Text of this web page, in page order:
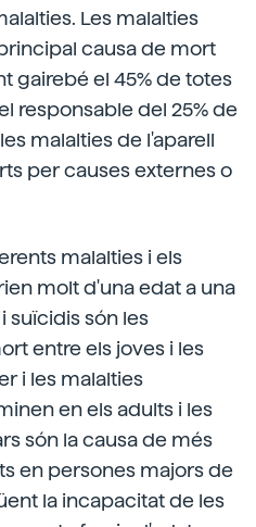
Les malalties
causa de mort
gairebé el 45% de totes
responsable del 25% de
malalties de l'aparell
per causes externes o
malalties i els
molt d'una edat a una
suïcidis són les
entre els joves i les
i les malalties
en els adults i les
són la causa de més
en persones majors de
la incapacitat de les